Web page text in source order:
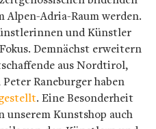
Adria-Raum werden.
und Künstler
Demnächst erweitern
aus Nordtirol,
Raneburger haben
. Eine Besonderheit
unserem Kunstshop auch